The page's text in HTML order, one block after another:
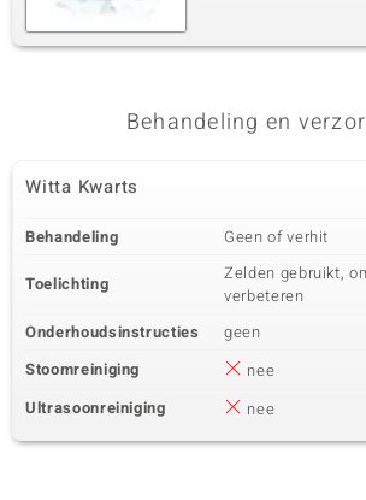
Behandeling en
Witta Kwarts
Behandeling Geen of verhit
Toelichting
Zelden gebruikt,
verbeteren
Onderhoudsinstructies
geen
Stoomreiniging
nee
Ultrasoonreiniging
nee